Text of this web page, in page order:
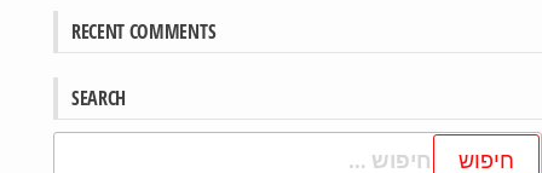
RECENT COMMENTS
SEARCH